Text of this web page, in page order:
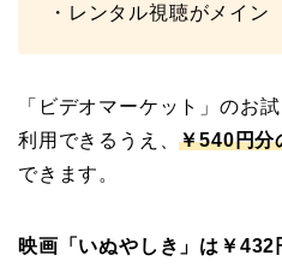
・レンタル視聴がメイン
「ビデオマーケット」のお
利用できるうえ、￥540円分
できます。
映画「いぬやしき」は￥432